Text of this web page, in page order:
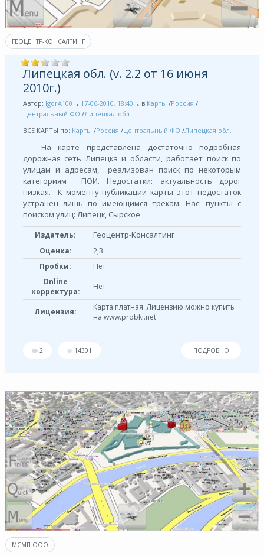
ГЕОЦЕНТР-КОНСАЛТИНГ
Липецкая обл. (v. 2.2 от 16 июня
2010г.)
Автор: IgorA100 17-06-2010, 18:40 в Карты /Россия /
Центральный ФО /Липецкая обл.
ВСЕ КАРТЫ по: Карты /Россия /Центральный ФО /Липецкая обл.
На карте представлена достаточно подробная
дорожная сеть Липецка и области, работает поиск по
улицам и адресам, реализован поиск по некоторым
категориям ПОИ. Недостатки: актуальность дорог
низкая. К моменту публикации карты этот недостаток
устранен лишь по имеющимся трекам. Нас. пункты с
поиском улиц: Липецк, Сырское
Издатель: Геоцентр-Консалтинг
Оценка:
2,3
Пробки:
Нет
Online
корректура:
Нет
Лицензия:
Карта платная. Лицензию можно купить
на www.probki.net
2 14301 ПОДРОБНО
МСМП ООО